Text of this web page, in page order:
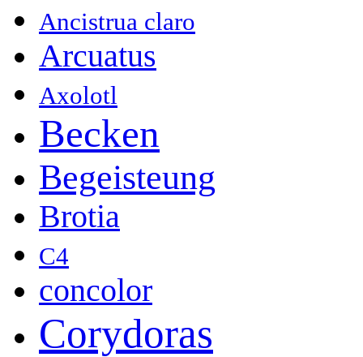
Ancistrua claro
Arcuatus
Axolotl
Becken
Begeisteung
Brotia
C4
concolor
Corydoras